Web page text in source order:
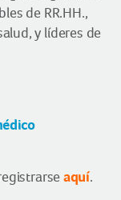
de RR.HH.,
y líderes de
aquí.